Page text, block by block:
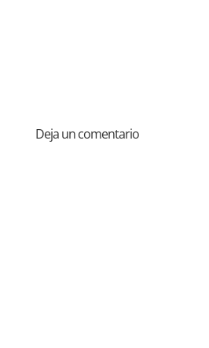
Deja un comentario